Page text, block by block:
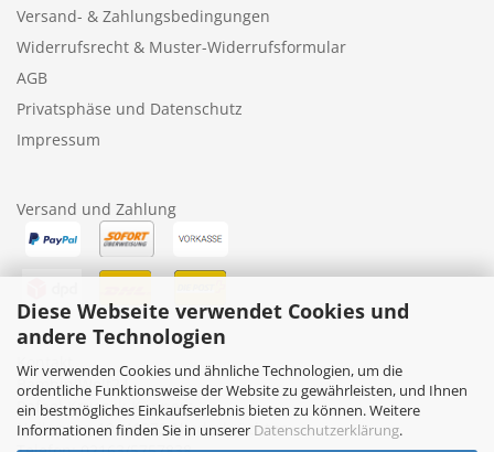
Diese Webseite verwendet Cookies und
andere Technologien
Wir verwenden Cookies und ähnliche Technologien, um die
ordentliche Funktionsweise der Website zu gewährleisten, und Ihnen
ein bestmögliches Einkaufserlebnis bieten zu können. Weitere
Informationen finden Sie in unserer Datenschutzerklärung.
Versand- & Zahlungsbedingungen
Widerrufsrecht & Muster-Widerrufsformular
AGB
Privatsphäse und Datenschutz
Impressum
Versand und Zahlung
Kontakt
BambiniWelt24
Rafael Kruczek-Küppers
Nollesweg 10, 41372 Niederkrüchten